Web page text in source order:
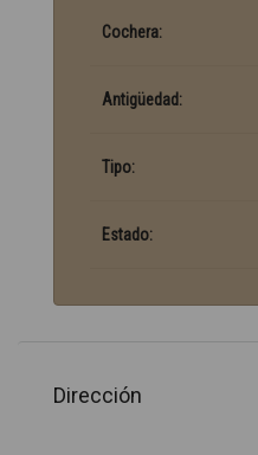
Cochera:
Antigüedad:
Tipo:
Estado:
Dirección